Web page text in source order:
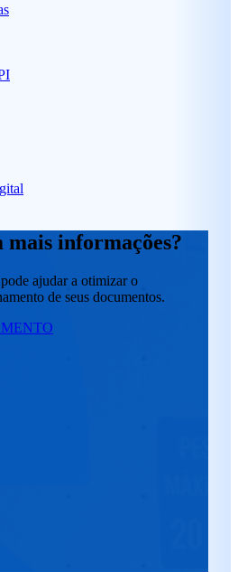
mais informações?
ajudar a otimizar o
de seus documentos.